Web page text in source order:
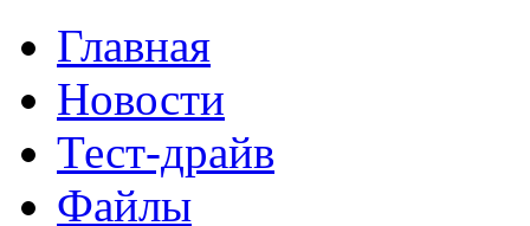
Главная
Новости
Тест-драйв
Файлы